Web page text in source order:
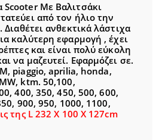
Με Βαλιτσάκι
από τον ήλιο την
Διαθέτει ανθεκτικά λάστιχα
καλύτερη εφαρμογή , έχει
και είναι πολύ εύκολη
να μαζευτεί. Εφαρμόζει σε.
piaggio, aprilia, honda,
ktm. 50,100,
400, 350, 450, 500, 600,
900, 950, 1000, 1100,
της L 232 X 100 X 127cm